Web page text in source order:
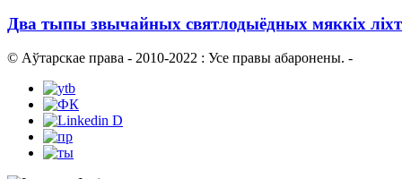
Два тыпы звычайных святлодыёдных мяккіх
© Аўтарскае права - 2010-2022 : Усе правы абаронены. -